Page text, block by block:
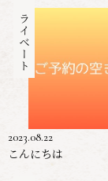
プライベート
2023.08.22
こんにちは